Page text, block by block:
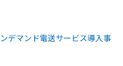
デマンド電送サービス導入事